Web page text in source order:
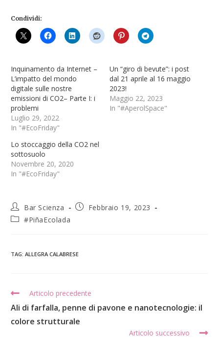
Condividi:
Inquinamento da Internet –
L’impatto del mondo
digitale sulle nostre
emissioni di CO2– Parte I: i
problemi
Luglio 29, 2022
In "#EcoFriday"
Un “giro di bevute”: i post
dal 21 aprile al 16 maggio
2023!
Maggio 22, 2023
In "#AperolSpace"
Lo stoccaggio della CO2 nel
sottosuolo
Novembre 20, 2020
In "#EcoFriday"
Bar Scienza
Febbraio 19, 2023
#PiñaEcolada
TAG:ALLEGRA CALABRESE
Articolo precedente
Ali di farfalla, penne di pavone e nanotecnologie: il
colore strutturale
Articolo successivo